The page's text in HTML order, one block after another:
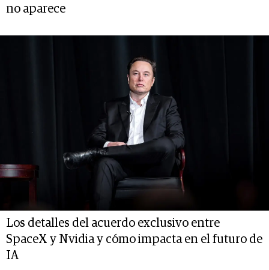
no aparece
Los detalles del acuerdo exclusivo entre
SpaceX y Nvidia y cómo impacta en el futuro de
IA